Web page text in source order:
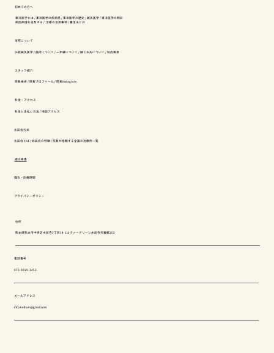
初めての方へ
東洋医学とは /東洋医学の疾病感/東洋医学の歴史/鍼灸医学/東洋医学の問診
病因病理を追及する / 治療の注意事項/養生法とは
当院について
伝統鍼灸医学/施術について /一本鍼について /鍼とお灸について /院内風景
スタッフ紹介
院長挨拶/院長プロフィール/院長instagram
料金・アクセス
料金と支払い方法/地図アクセス
北辰会方式
北辰会とは /北辰会の特徴/ 院長が信頼する全国の治療所一覧
適応疾患
理念・診療時間
プライバシーポリシー
住所
熊本県熊本市中央区水前寺3丁目14-1エヴァーグリーン水前寺弐番館102
電話番号
070-9029-3453
メールアドレス
info.keihuin@gmail.com